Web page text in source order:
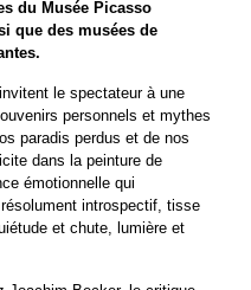
du Musée Picasso
que des musées de
le spectateur à une
personnels et mythes
paradis perdus et de nos
dans la peinture de
émotionnelle qui
introspectif, tisse
et chute, lumière et